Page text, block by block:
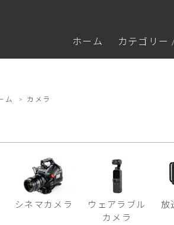
ホーム カテゴリー
ム > カメラ
シネマカメラ
ウェアラブル
カメラ
放